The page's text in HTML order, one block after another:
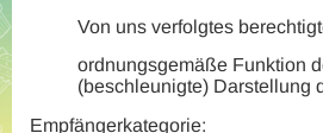
Von uns verfolgtes
ordnungsgemäße Funktion
(beschleunigte) Darstellung
Empfängerkategorie: